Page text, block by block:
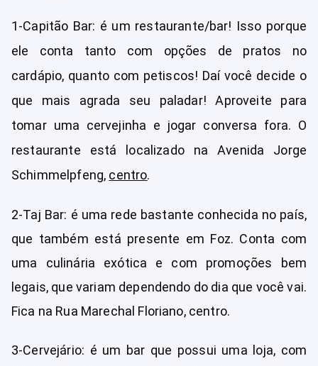
1-Capitão Bar: é um restaurante/bar! Isso porque
ele conta tanto com opções de pratos no
cardápio, quanto com petiscos! Daí você decide o
que mais agrada seu paladar! Aproveite para
tomar uma cervejinha e jogar conversa fora. O
restaurante está localizado na Avenida Jorge
Schimmelpfeng, centro.
2-Taj Bar: é uma rede bastante conhecida no país,
que também está presente em Foz. Conta com
uma culinária exótica e com promoções bem
legais, que variam dependendo do dia que você vai.
Fica na Rua Marechal Floriano, centro.
3-Cervejário: é um bar que possui uma loja, com